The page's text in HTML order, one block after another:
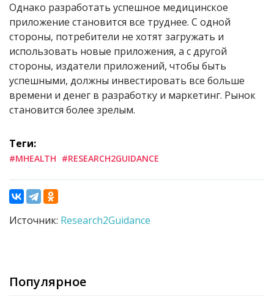
Однако разработать успешное медицинское
приложение становится все труднее. С одной
стороны, потребители не хотят загружать и
использовать новые приложения, а с другой
стороны, издатели приложений, чтобы быть
успешными, должны инвестировать все больше
времени и денег в разработку и маркетинг. Рынок
становится более зрелым.
Теги:
#MHEALTH #RESEARCH2GUIDANCE
Источник: Research2Guidance
Популярное